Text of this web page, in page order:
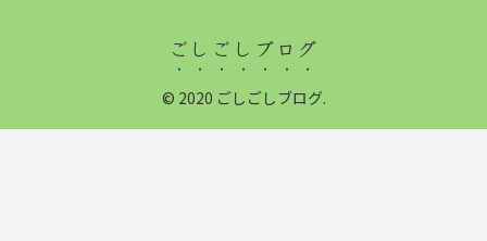
ごしごしブログ
© 2020 ごしごしブログ.